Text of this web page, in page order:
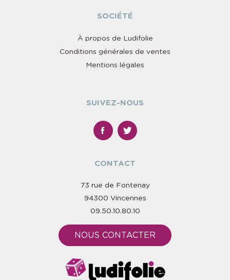
SOCIÉTÉ
À propos de Ludifolie
Conditions générales de ventes
Mentions légales
SUIVEZ-NOUS
CONTACT
73 rue de Fontenay
94300 Vincennes
09.50.10.80.10
NOUS CONTACTER